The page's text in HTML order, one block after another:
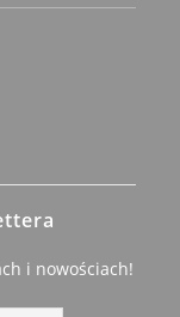
i nowościach!